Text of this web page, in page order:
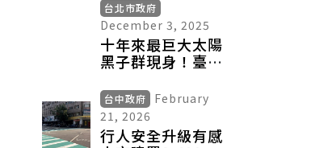
台北市政府
December 3, 2025
十年來最巨大太陽
黑子群現身！臺北
供全民觀察
台中政府
February
21, 2026
行人安全升級有感